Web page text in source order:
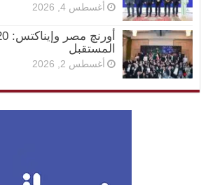
أغسطس 4, 2026
المستقبل
أغسطس 2, 2026